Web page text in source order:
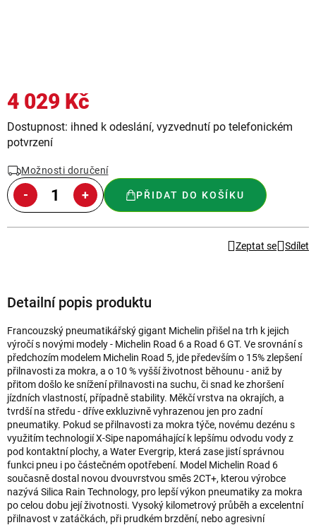
4 029 Kč
Měrná
cena:
Dostupnost: ihned k odeslání, vyzvednutí po telefonickém
potvrzení
Možnosti doručení
PŘIDAT DO KOŠÍKU
Zeptat se Sdílet
Detailní popis produktu
Francouzský pneumatikářský gigant Michelin přišel na trh k jejich
výročí s novými modely - Michelin Road 6 a Road 6 GT. Ve srovnání s
předchozím modelem Michelin Road 5, jde především o 15% zlepšení
přilnavosti za mokra, a o 10 % vyšší životnost běhounu - aniž by
přitom došlo ke snížení přilnavosti na suchu, či snad ke zhoršení
jízdních vlastností, případně stability. Měkčí vrstva na okrajích, a
tvrdší na středu - dříve exkluzivně vyhrazenou jen pro zadní
pneumatiky. Pokud se přilnavosti za mokra týče, novému dezénu s
využitím technologií X-Sipe napomáhající k lepšímu odvodu vody z
pod kontaktní plochy, a Water Evergrip, která zase jistí správnou
funkci pneu i po částečném opotřebení. Model Michelin Road 6
současně dostal novou dvouvrstvou směs 2CT+, kterou výrobce
nazývá Silica Rain Technology, pro lepší výkon pneumatiky za mokra
po celou dobu její životnosti. Vysoký kilometrový průběh a excelentní
přilnavost v zatáčkách, při prudkém brzdění, nebo agresivní